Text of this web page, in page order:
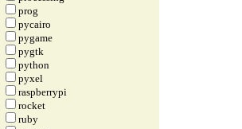
prog
pycairo
pygame
pygtk
python
pyxel
raspberrypi
rocket
ruby